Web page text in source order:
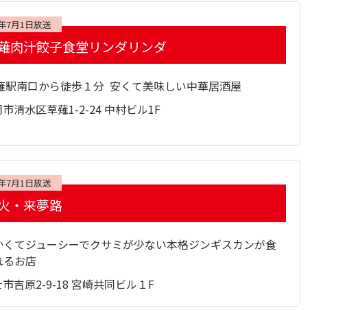
7月1日放送
肉汁餃子食堂リンダリンダ
駅南口から徒歩１分 安くて美味しい中華居酒屋
清水区草薙1-2-24 中村ビル1F
7月1日放送
・来夢路
てジューシーでクサミが少ない本格ジンギスカンが食
るお店
市吉原2-9-18 宮崎共同ビル１F